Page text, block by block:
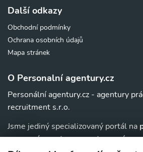
Další odkazy
Obchodní podmínky
Ochrana osobních údajů
Mapa stránek
O Personalní agentury.cz
Personální agentury.cz - agentury
recruitment s.r.o.
Jsme jediný specializovaný portál na
pracovní agentury, agentury práce